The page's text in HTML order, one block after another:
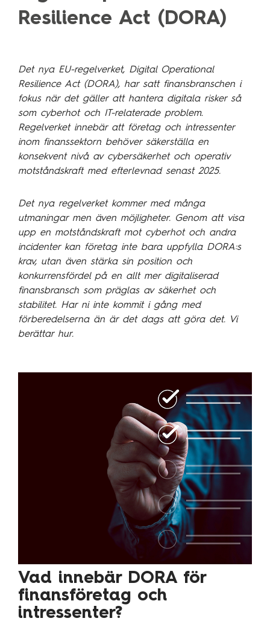
Technology Management
Energi
Hälsa & sjukvård
Telekom & media
Industri
Försvar & säkerhet
Myndigheter
Transport & fordon
Finans
Kundcase
Om oss
Mångfald
Vision och kultur
Lediga tjänster
Meet the team
Aktuellt
Polen
Spanien
Storbritannien
Tyskland
Österrike
Sopra Banking Software
Sopra HR Software
Resilience Act (DORA)
Det nya EU-regelverket, Digital Operational
Resilience Act (DORA), har satt finansbranschen i
fokus när det gäller att hantera digitala risker så
som cyberhot och IT-relaterade problem.
Regelverket innebär att företag och intressenter
inom finanssektorn behöver säkerställa en
konsekvent nivå av cybersäkerhet och operativ
motståndskraft med efterlevnad senast 2025.
Det nya regelverket kommer med många
utmaningar men även möjligheter. Genom att visa
upp en motståndskraft mot cyberhot och andra
incidenter kan företag inte bara uppfylla DORA:s
krav, utan även stärka sin position och
konkurrensfördel på en allt mer digitaliserad
finansbransch som präglas av säkerhet och
stabilitet. Har ni inte kommit i gång med
förberedelserna än är det dags att göra det. Vi
berättar hur.
Vad innebär DORA för
finansföretag och
intressenter?